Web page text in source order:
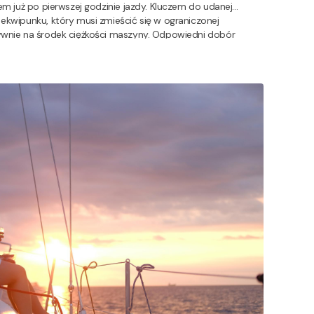
już po pierwszej godzinie jazdy. Kluczem do udanej
który musi zmieścić się w ograniczonej
na środek ciężkości maszyny. Odpowiedni dobór
o tym, czy podróż będzie czystą przyjemnością, czy